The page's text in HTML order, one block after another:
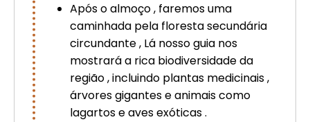
Após o almoço , faremos uma
caminhada pela floresta secundária
circundante , Lá nosso guia nos
mostrará a rica biodiversidade da
região , incluindo plantas medicinais ,
árvores gigantes e animais como
lagartos e aves exóticas .